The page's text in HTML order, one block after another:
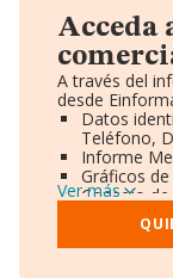
Acceda
A través del
desde
Datos
Teléfono,
Informe
Gráficos
Consejo
Directivos
Accionistas.
Ver más